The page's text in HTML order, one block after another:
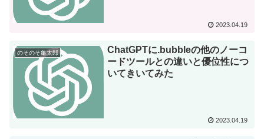
2023.04.19
のそのそ亀太郎
ChatGPTに.bubbleの他のノーコ
ードツールとの違いと優位性につ
いてきいてみた
2023.04.19